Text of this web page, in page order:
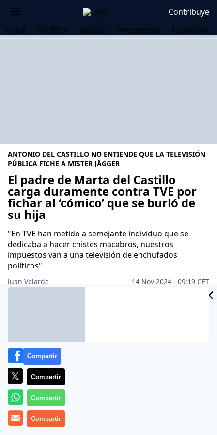
Contribuye
HOME POLÍTICA MUNDO PERIODISMO ECONOMÍA
ANTONIO DEL CASTILLO NO ENTIENDE QUE LA TELEVISIÓN
PÚBLICA FICHE A MISTER JÄGGER
El padre de Marta del Castillo
carga duramente contra TVE por
fichar al ‘cómico’ que se burló de
su hija
"En TVE han metido a semejante individuo que se
dedicaba a hacer chistes macabros, nuestros
impuestos van a una televisión de enchufados
políticos"
Juan Velarde
14 Nov 2024 - 09:19 CET
RTVE
Compartir
Compartir
Compartir
Compartir